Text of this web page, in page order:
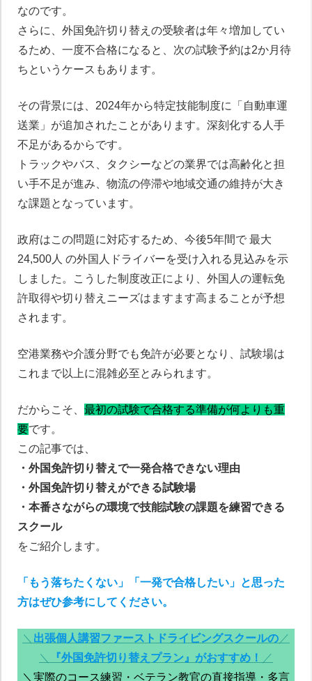
なのです。
さらに、外国免許切り替えの受験者は年々増加してい
るため、一度不合格になると、次の試験予約は2か月待
ちというケースもあります。
その背景には、2024年から特定技能制度に「自動車運
送業」が追加されたことがあります。深刻化する人手
不足があるからです。
トラックやバス、タクシーなどの業界では高齢化と担
い手不足が進み、物流の停滞や地域交通の維持が大き
な課題となっています。
政府はこの問題に対応するため、今後5年間で 最大
24,500人 の外国人ドライバーを受け入れる見込みを示
しました。こうした制度改正により、外国人の運転免
許取得や切り替えニーズはますます高まることが予想
されます。
空港業務や介護分野でも免許が必要となり、試験場は
これまで以上に混雑必至とみられます。
だからこそ、 最初の試験で合格する準備が何よりも重
要です。
この記事では、
・外国免許切り替えで一発合格できない理由
・外国免許切り替えができる試験場
・本番さながらの環境で技能試験の課題を練習できる
スクール
をご紹介します。
「もう落ちたくない」「一発で合格したい」と思った
方はぜひ参考にしてください。
＼ 出張個人講習ファーストドライビングスクールの ／
＼
『外国免許切り替えプラン』がおすすめ！ ／
＼実際のコース練習・ベテラン教官の直接指導・多言